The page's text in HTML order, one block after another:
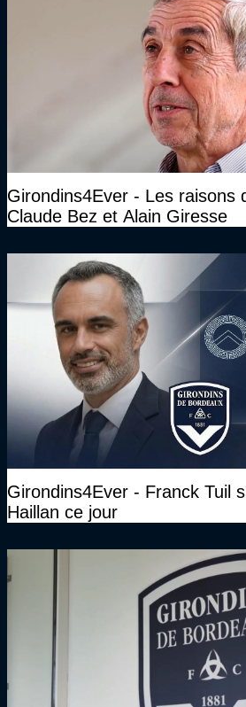
Girondins4Ever - Les raisons
Claude Bez et Alain Giresse
Girondins4Ever - Franck Tuil
Haillan ce jour